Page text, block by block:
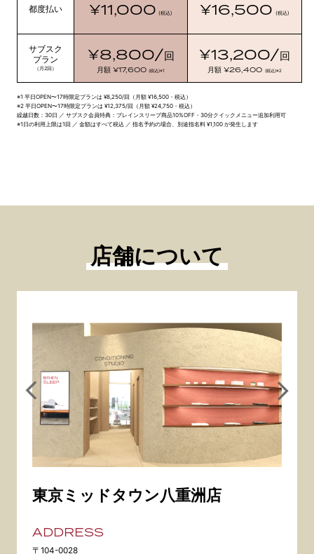
都度払い ¥11,000 (税込) ¥16,500 (税込)
サブスク
プラン
（月2回）
¥8,800/回
月額 ¥17,600 (税込)※1
¥13,200/回
月額¥26,400 (税込)※2
※1 平日OPEN〜17時限定プランは ¥8,250/回（月額 ¥16,500・税込）
※2 平日OPEN〜17時限定プランは ¥12,375/回（月額 ¥24,750・税込）
繰越日数：30日 ／ サブスク会員特典：ブレインスリープ商品10%OFF・30分クイックメニュー追加利用可
※1日の利用上限は1回 ／ 金額はすべて税込 ／ 指名予約の場合、別途指名料 ¥1,100 が発生します
店舗について
東京ミッドタウン八重洲店
ADDRESS
〒104-0028